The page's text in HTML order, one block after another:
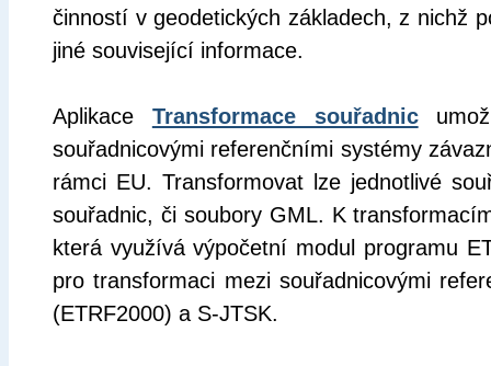
činností v geodetických základech, z nichž
jiné související informace.
Aplikace Transformace souřadnic
souřadnicovými referenčními systémy
rámci EU. Transformovat lze jednotlivé
souřadnic, či soubory GML. K
která využívá výpočetní modul programu
pro transformaci mezi souřadnicovými
(ETRF2000) a S-JTSK.